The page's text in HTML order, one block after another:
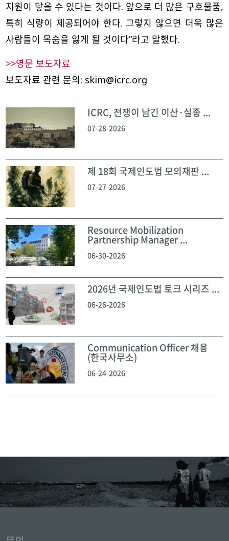
지원이 닿을 수 있다는 것이다. 앞으로 더 많은 구호물품,
특히 식량이 제공되어야 한다. 그렇지 않으면 더욱 많은
사람들이 목숨을 잃게 될 것이다”라고 말했다.
>>영문 보도자료
보도자료 관련 문의: skim@icrc.org
ICRC, 전쟁이 남긴 이산·실종 ...
07-28-2026
제 18회 국제인도법 모의재판 ...
07-27-2026
Resource Mobilization
Partnership Manager ...
06-30-2026
2026년 국제인도법 토크 시리즈 ...
06-26-2026
Communication Officer 채용
(한국사무소)
06-24-2026